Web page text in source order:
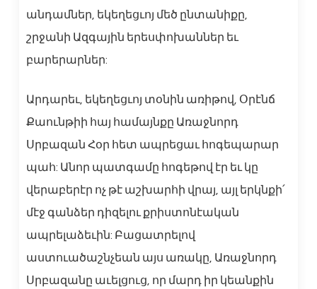
անդամներ, եկեղեցւոյ մեծ ընտանիքը,
շրջանի Ազգային երեսփոխաններ եւ
բարերարներ:
Արդարեւ, եկեղեցւոյ տօնին առիթով, Օրէնճ
Քաունթիի հայ համայնքը Առաջնորդ
Սրբազան Հօր հետ ապրեցաւ հոգեպարար
պահ: Անոր պատգամը հոգեթով էր եւ կը
վերաբերէր ոչ թէ աշխարհի վրայ, այլ երկնքի՛
մէջ գանձեր դիզելու քրիստոնէական
ապրելաձեւին: Բացատրելով
աստուածաշնչեան այս առակը, Առաջնորդ
Սրբազանը աւելցուց, որ մարդ իր կեանքին